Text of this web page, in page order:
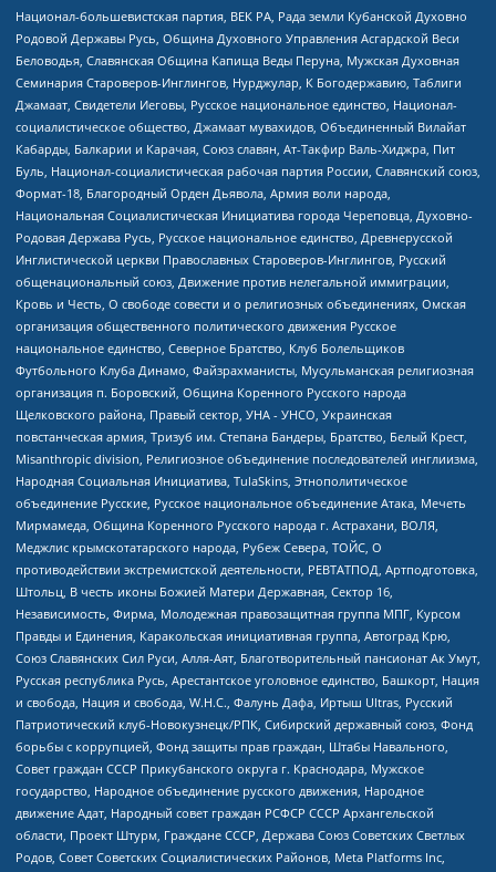
Национал-большевистская партия, ВЕК РА, Рада земли Кубанской Духовно
Родовой Державы Русь, Община Духовного Управления Асгардской Веси
Беловодья, Славянская Община Капища Веды Перуна, Мужская Духовная
Семинария Староверов-Инглингов, Нурджулар, К Богодержавию, Таблиги
Джамаат, Свидетели Иеговы, Русское национальное единство, Национал-
социалистическое общество, Джамаат мувахидов, Объединенный Вилайат
Кабарды, Балкарии и Карачая, Союз славян, Ат-Такфир Валь-Хиджра, Пит
Буль, Национал-социалистическая рабочая партия России, Славянский союз,
Формат-18, Благородный Орден Дьявола, Армия воли народа,
Национальная Социалистическая Инициатива города Череповца, Духовно-
Родовая Держава Русь, Русское национальное единство, Древнерусской
Инглистической церкви Православных Староверов-Инглингов, Русский
общенациональный союз, Движение против нелегальной иммиграции,
Кровь и Честь, О свободе совести и о религиозных объединениях, Омская
организация общественного политического движения Русское
национальное единство, Северное Братство, Клуб Болельщиков
Футбольного Клуба Динамо, Файзрахманисты, Мусульманская религиозная
организация п. Боровский, Община Коренного Русского народа
Щелковского района, Правый сектор, УНА - УНСО, Украинская
повстанческая армия, Тризуб им. Степана Бандеры, Братство, Белый Крест,
Misanthropic division, Религиозное объединение последователей инглиизма,
Народная Социальная Инициатива, TulaSkins, Этнополитическое
объединение Русские, Русское национальное объединение Атака, Мечеть
Мирмамеда, Община Коренного Русского народа г. Астрахани, ВОЛЯ,
Меджлис крымскотатарского народа, Рубеж Севера, ТОЙС, О
противодействии экстремистской деятельности, РЕВТАТПОД, Артподготовка,
Штольц, В честь иконы Божией Матери Державная, Сектор 16,
Независимость, Фирма, Молодежная правозащитная группа МПГ, Курсом
Правды и Единения, Каракольская инициативная группа, Автоград Крю,
Союз Славянских Сил Руси, Алля-Аят, Благотворительный пансионат Ак Умут,
Русская республика Русь, Арестантское уголовное единство, Башкорт, Нация
и свобода, Нация и свобода, W.H.С., Фалунь Дафа, Иртыш Ultras, Русский
Патриотический клуб-Новокузнецк/РПК, Сибирский державный союз, Фонд
борьбы с коррупцией, Фонд защиты прав граждан, Штабы Навального,
Совет граждан СССР Прикубанского округа г. Краснодара, Мужское
государство, Народное объединение русского движения, Народное
движение Адат, Народный совет граждан РСФСР СССР Архангельской
области, Проект Штурм, Граждане СССР, Держава Союз Советских Светлых
Родов, Совет Советских Социалистических Районов, Meta Platforms Inc,